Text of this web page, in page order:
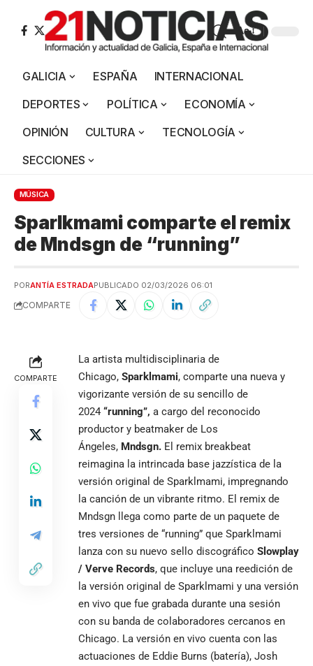
Aa
GALICIA ESPAÑA
INTERNACIONAL
DEPORTES
POLÍTICA
ECONOMÍA
OPINIÓN
CULTURA
TECNOLOGÍA
SECCIONES
MÚSICA
Sparlkmami comparte el remix
de Mndsgn de “running”
PORANTÍA ESTRADAPUBLICADO 02/03/2026 06:01
COMPARTE
COMPARTE
La artista multidisciplinaria de
Chicago, Sparklmami, comparte una nueva y
vigorizante versión de su sencillo de
2024 “running”, a cargo del reconocido
productor y beatmaker de Los
Ángeles, Mndsgn. El remix breakbeat
reimagina la intrincada base jazzística de la
versión original de Sparklmami, impregnando
la canción de un vibrante ritmo. El remix de
Mndsgn llega como parte de un paquete de
tres versiones de “running” que Sparklmami
lanza con su nuevo sello discográfico Slowplay
/ Verve Records, que incluye una reedición de
la versión original de Sparklmami y una versión
en vivo que fue grabada durante una sesión
con su banda de colaboradores cercanos en
Chicago. La versión en vivo cuenta con las
actuaciones de Eddie Burns (batería), Josh